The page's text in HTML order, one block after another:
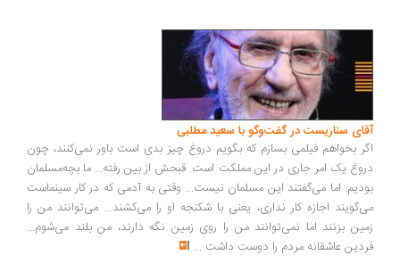
سناریست در گفت‌وگو با سعید مطلبی
بخواهم فیلمی بسازم که بگویم دروغ چیز بدی است باور نمی‌کنند، چون
یک امر جاری در این مملکت است. قبحش از بین رفته... ما بچه‌مسلمان
اما می‌گفتند این مسلمان نیست... وقتی به آدمی که در کار سینماست
اجازه کار نداری، یعنی با شکنجه او را می‌کشند... می‌توانند من را
بزنند اما نمی‌توانند من را روی زمین نگه دارند، من بلند می‌شوم...
عاشقانه مردم را دوست داشت ...